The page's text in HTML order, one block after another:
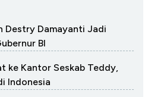
Destry Damayanti Jadi
BI
ke Kantor Seskab Teddy,
Indonesia